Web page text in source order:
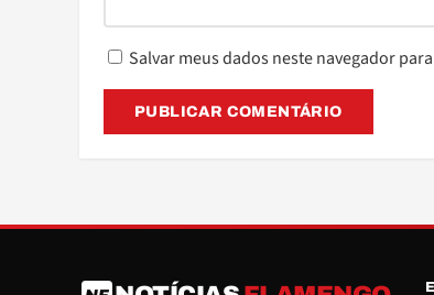
Salvar meus dados neste navegador